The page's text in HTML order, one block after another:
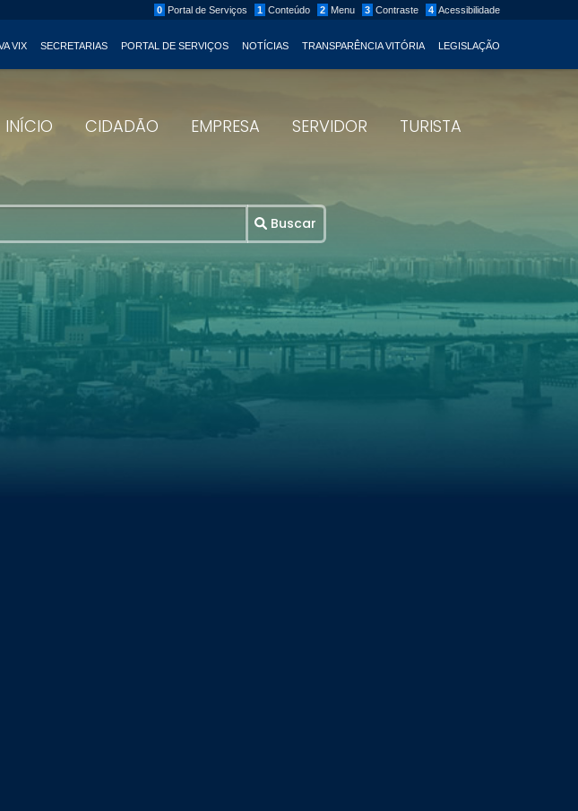
0 Portal de Serviços 1 Conteúdo 2 Menu 3 Contraste 4 Acessibilidade
VIX SECRETARIAS PORTAL DE SERVIÇOS NOTÍCIAS TRANSPARÊNCIA VITÓRIA LEGISLAÇÃO
INÍCIO CIDADÃO EMPRESA SERVIDOR TURISTA
Buscar